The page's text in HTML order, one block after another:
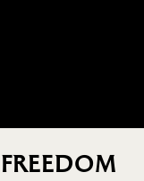
Freedom